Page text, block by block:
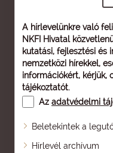
A hírlevelünkre való
NKFI Hivatal
kutatási, fejlesztési és
nemzetközi hírekkel,
információkért, kérjük,
tájékoztatót.
Az adatvédelmi
Beletekintek a
Hírlevél archívum
Oldaltérkép